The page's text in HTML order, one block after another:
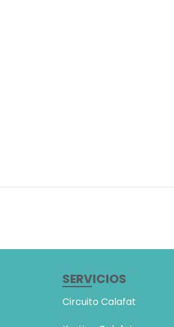
SERVICIOS
Circuito Calafat